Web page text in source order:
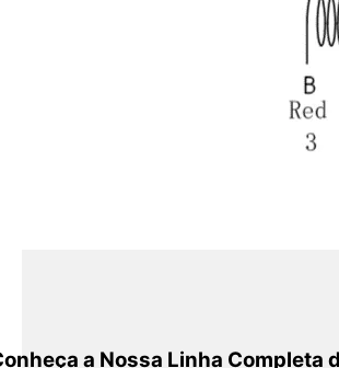
a Nossa Linha Completa